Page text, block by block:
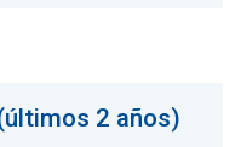
2 años)